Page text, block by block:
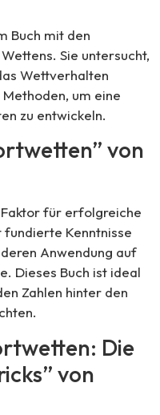
Buch mit den
Sie untersucht,
Wettverhalten
um eine
zu entwickeln.
von
für erfolgreiche
Kenntnisse
Anwendung auf
Dieses Buch ist ideal
Zahlen hinter den
Die
von